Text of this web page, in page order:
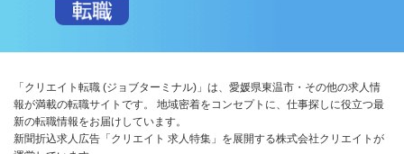
「クリエイト転職 (ジョブターミナル)」は、愛媛県東温市・その他の求人情
報が満載の転職サイトです。 地域密着をコンセプトに、仕事探しに役立つ最
新の転職情報をお届けしています。
新聞折込求人広告「クリエイト 求人特集」を展開する株式会社クリエイトが